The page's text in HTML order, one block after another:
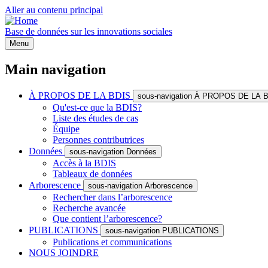
Aller au contenu principal
Base de données sur les innovations sociales
Menu
Main navigation
À PROPOS DE LA BDIS sous-navigation À PROPOS DE LA
Qu'est-ce que la BDIS?
Liste des études de cas
Équipe
Personnes contributrices
Données
sous-navigation Données
Accès à la BDIS
Tableaux de données
Arborescence
sous-navigation Arborescence
Rechercher dans l’arborescence
Recherche avancée
Que contient l’arborescence?
PUBLICATIONS
sous-navigation PUBLICATIONS
Publications et communications
NOUS JOINDRE